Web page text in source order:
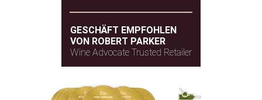
GESCHÄFT EMPFOHLEN
VON ROBERT PARKER
Wine Advocate Trusted Retailer